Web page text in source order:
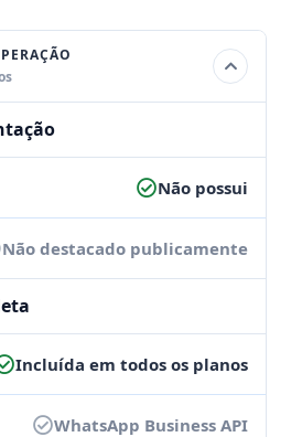
Não possui
Não destacado publicamente
Incluída em todos os planos
WhatsApp Business API